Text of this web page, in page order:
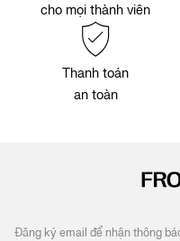
cho mọi thành viên
Thanh toán
an toàn
Đăng ký email để nhận thông